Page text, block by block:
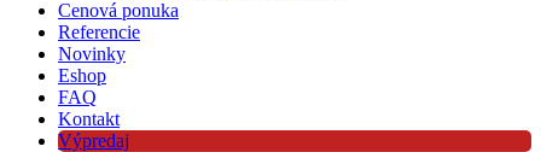
Cenová ponuka
Referencie
Novinky
Eshop
FAQ
Kontakt
Výpredaj